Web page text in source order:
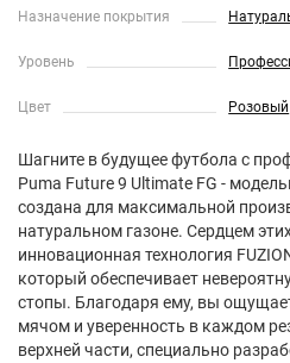
Назначение покрытия
Уровень
Цвет Розовый
Шагните в будущее футбола с
Puma Future 9 Ultimate FG -
создана для максимальной
натуральном газоне. Сердцем
инновационная технология
который обеспечивает
стопы. Благодаря ему, вы
мячом и уверенность в каждом
верхней части, специально